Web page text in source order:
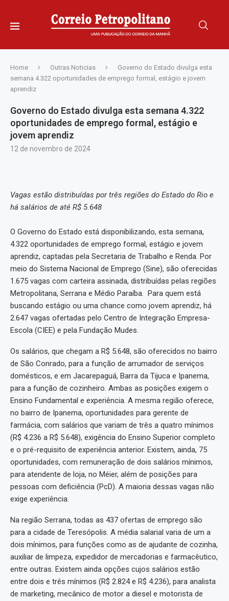
Home Outras Noticias
Governo do Estado divulga esta
semana 4.322 oportunidades de emprego formal, estágio e jovem
aprendiz
Governo do Estado divulga esta semana 4.322
oportunidades de emprego formal, estágio e
jovem aprendiz
12 de novembro de 2024
Vagas estão distribuídas por três regiões do Estado do Rio e
há salários de até R$ 5.648
O Governo do Estado está disponibilizando, esta semana,
4.322 oportunidades de emprego formal, estágio e jovem
aprendiz, captadas pela Secretaria de Trabalho e Renda. Por
meio do Sistema Nacional de Emprego (Sine), são oferecidas
1.675 vagas com carteira assinada, distribuídas pelas regiões
Metropolitana, Serrana e Médio Paraíba. Para quem está
buscando estágio ou uma chance como jovem aprendiz, há
2.647 vagas ofertadas pelo Centro de Integração Empresa-
Escola (CIEE) e pela Fundação Mudes.
Os salários, que chegam a R$ 5.648, são oferecidos no bairro
de São Conrado, para a função de arrumador de serviços
domésticos, e em Jacarepaguá, Barra da Tijuca e Ipanema,
para a função de cozinheiro. Ambas as posições exigem o
Ensino Fundamental e experiência. A mesma região oferece,
no bairro de Ipanema, oportunidades para gerente de
farmácia, com salários que variam de três a quatro mínimos
(R$ 4.236 a R$ 5.648), exigência do Ensino Superior completo
e o pré-requisito de experiência anterior. Existem, ainda, 75
oportunidades, com remuneração de dois salários mínimos,
para atendente de loja, no Méier, além de posições para
pessoas com deficiência (PcD). A maioria dessas vagas não
exige experiência.
Na região Serrana, todas as 437 ofertas de emprego são
para a cidade de Teresópolis. A média salarial varia de um a
dois mínimos, para funções como as de ajudante de cozinha,
auxiliar de limpeza, expedidor de mercadorias e farmacêutico,
entre outras. Existem ainda opções cujos salários estão
entre dois e três mínimos (R$ 2.824 e R$ 4.236), para analista
de marketing, mecânico de motor a diesel e motorista de